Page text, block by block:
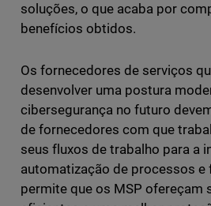
soluções, o que acaba por
benefícios obtidos.
Os fornecedores de serviços
desenvolver uma postura
cibersegurança no futuro
de fornecedores com que
seus fluxos de trabalho para a
automatização de processos e
permite que os MSP ofereçam